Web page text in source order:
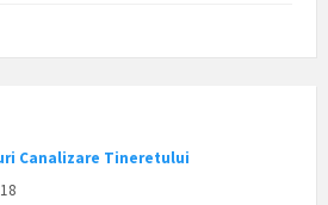
Canalizare Tineretului